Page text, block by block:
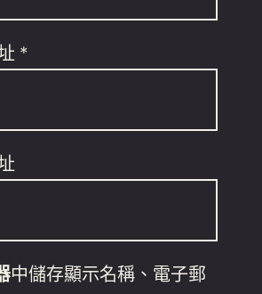
*
中儲存顯示名稱、電子郵